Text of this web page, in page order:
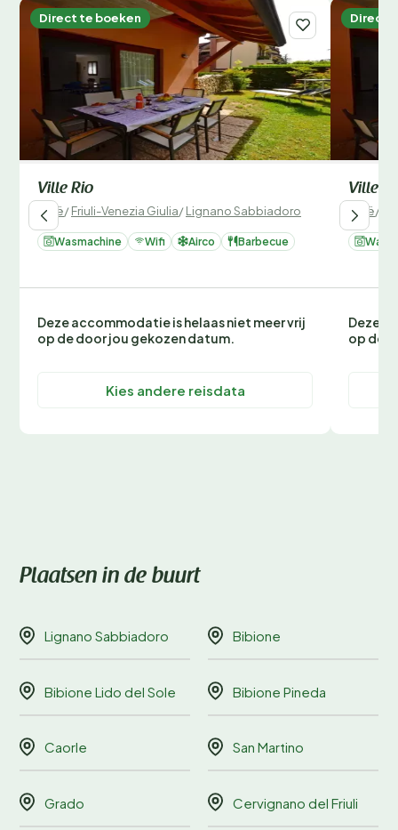
Direct te boeken
Ville Rio
Italië/Friuli-Venezia Giulia/Lignano Sabbiadoro
Wasmachine Wifi Airco Barbecue
Deze accommodatie is helaas niet meer vrij
op de door jou gekozen datum.
Kies andere reisdata
Direct
Ville
Italië/
Deze
op de
Plaatsen in de buurt
Lignano Sabbiadoro Bibione
Bibione Lido del Sole Bibione Pineda
Caorle San Martino
Grado Cervignano del Friuli